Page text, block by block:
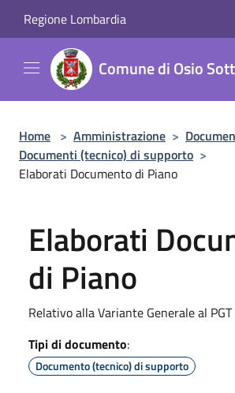
Regione Lombardia
Comune di Osio
Home > Amministrazione >
Documenti (tecnico) di supporto >
Elaborati Documento di Piano
Elaborati
di Piano
Relativo alla Variante Generale al PGT
Tipi di documento:
Documento (tecnico) di supporto